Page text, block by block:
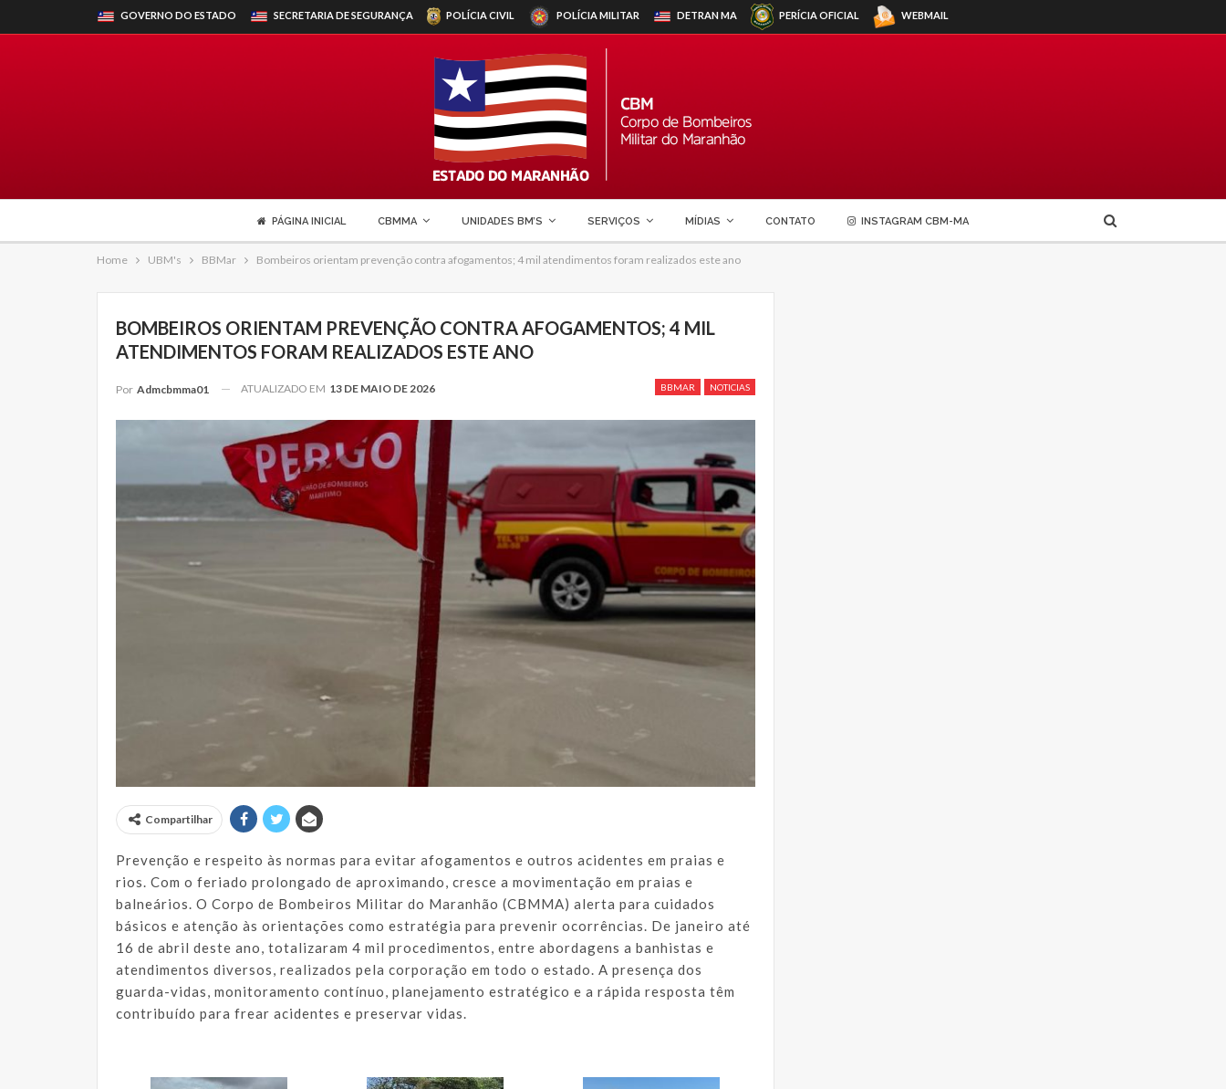
GOVERNO DO ESTADO SECRETARIA DE SEGURANÇA POLÍCIA CIVIL POLÍCIA MILITAR DETRANMA PERÍCIA OFICIAL WEBMAIL
PÁGINA INICIAL CBMMA UNIDADES BM’S SERVIÇOS MÍDIAS CONTATO INSTAGRAM CBM-MA
Home UBM's BBMar Bombeiros orientam prevenção contra afogamentos; 4 mil atendimentos foram realizados este ano
BOMBEIROS ORIENTAM PREVENÇÃO CONTRA AFOGAMENTOS; 4 MIL
ATENDIMENTOS FORAM REALIZADOS ESTE ANO
BBMAR NOTICIAS
Por Admcbmma01 ATUALIZADO EM 13 DE MAIO DE 2026
Compartilhar
Prevenção e respeito às normas para evitar afogamentos e outros acidentes em praias e
rios. Com o feriado prolongado de aproximando, cresce a movimentação em praias e
balneários. O Corpo de Bombeiros Militar do Maranhão (CBMMA) alerta para cuidados
básicos e atenção às orientações como estratégia para prevenir ocorrências. De janeiro até
16 de abril deste ano, totalizaram 4 mil procedimentos, entre abordagens a banhistas e
atendimentos diversos, realizados pela corporação em todo o estado. A presença dos
guarda-vidas, monitoramento contínuo, planejamento estratégico e a rápida resposta têm
contribuído para frear acidentes e preservar vidas.